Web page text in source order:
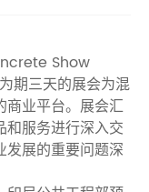
Show
期三天的展会为混
商业平台。展会汇
服务进行深入交
展的重要问题深